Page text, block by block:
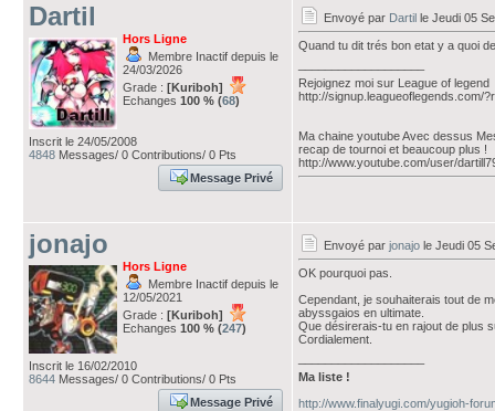
Dartil
Hors Ligne
Membre Inactif depuis le
24/03/2026
Grade : [Kuriboh]
Echanges 100 % (68)
Inscrit le 24/05/2008
4848 Messages/ 0 Contributions/ 0 Pts
Message Privé
Envoyé par Dartil le Jeudi 05
Quand tu dit trés bon etat y a quoi
Rejoignez moi sur League of legend
http://signup.leagueoflegends.com/
Ma chaine youtube Avec dessus
recap de tournoi et beaucoup plus !
http://www.youtube.com/user/
jonajo
Hors Ligne
Membre Inactif depuis le
12/05/2021
Grade : [Kuriboh]
Echanges 100 % (247)
Inscrit le 16/02/2010
8644 Messages/ 0 Contributions/ 0 Pts
Message Privé
Envoyé par jonajo le Jeudi 05
OK pourquoi pas.
Cependant, je souhaiterais tout de
abyssgaios en ultimate.
Que désirerais-tu en rajout de plus
Cordialement.
Ma liste !
http://www.finalyugi.com/yugioh-